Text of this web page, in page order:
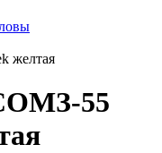
желтая
55